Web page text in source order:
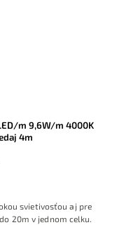
m 9,6W/m 4000K
4m
svietivosťou aj pre
20m v jednom celku.